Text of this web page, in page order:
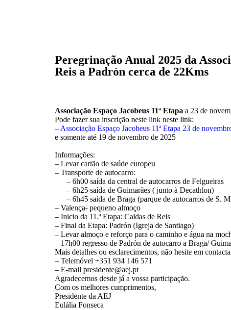
Peregrinação Anual 2025 da
Reis a Padrón cerca de 22Kms
Associação Espaço Jacobeus 11ª Etapa a 23 de
Pode fazer sua inscrição neste link neste link:
– Associação Espaço Jacobeus 11ª Etapa 23 de
e somente até 19 de novembro de 2025
Informações:
– Levar cartão de saúde europeu
– Transporte de autocarro:
– 6h00 saída da central de autocarros de Felgueiras
– ⁠6h25 saída de Guimarães ( junto à Decathlon)
– ⁠6h45 saída de Braga (parque de autocarros de S.
– Valença- pequeno almoço
– Inicio da 11.ª Etapa: Caldas de Reis
– Final da Etapa: Padrón (Igreja de Santiago)
– Levar almoço e reforço para o caminho e água na
– ⁠17h00 regresso de Padrón de autocarro a Braga/
Mais detalhes ou esclarecimentos, não hesite em
– Telemóvel +351 934 146 571
– E-mail presidente@aej.pt
Agradecemos desde já a vossa participação.
Com os melhores cumprimentos,
Presidente da AEJ
Eulália Fonseca